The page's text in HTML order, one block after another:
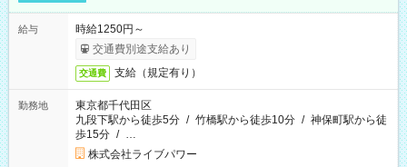
給与
時給1250円～
交通費別途支給あり
交通費 支給（規定有り）
勤務地
東京都千代田区
九段下駅から徒歩5分 / 竹橋駅から徒歩10分 / 神保町駅から徒
歩15分 / …
株式会社ライブパワー